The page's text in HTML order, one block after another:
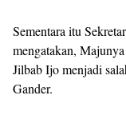
Sementara itu
mengatakan,
Jilbab Ijo menjadi
Gander.